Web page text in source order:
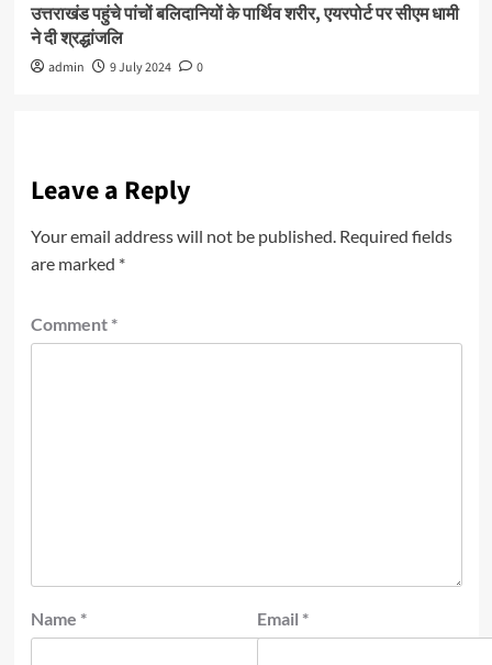
उत्तराखंड पहुंचे पांचों बलिदानियों के पार्थिव शरीर, एयरपोर्ट पर सीएम धामी
ने दी श्रद्धांजलि
admin 9 July 2024 0
Leave a Reply
Your email address will not be published. Required fields
are marked *
Comment *
Name * Email *